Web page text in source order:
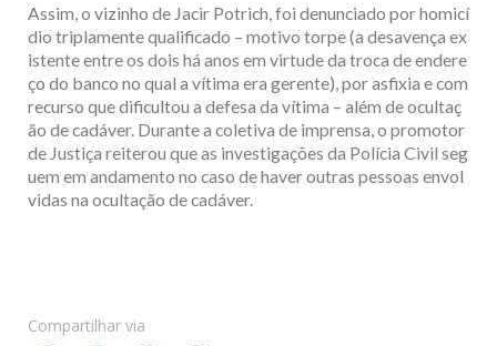
Assim, o vizinho de Jacir Potrich, foi denunciado por homicí
dio triplamente qualificado – motivo torpe (a desavença ex
istente entre os dois há anos em virtude da troca de endere
ço do banco no qual a vítima era gerente), por asfixia e com
recurso que dificultou a defesa da vítima – além de ocultaç
ão de cadáver. Durante a coletiva de imprensa, o promotor
de Justiça reiterou que as investigações da Polícia Civil seg
uem em andamento no caso de haver outras pessoas envol
vidas na ocultação de cadáver.
Compartilhar via